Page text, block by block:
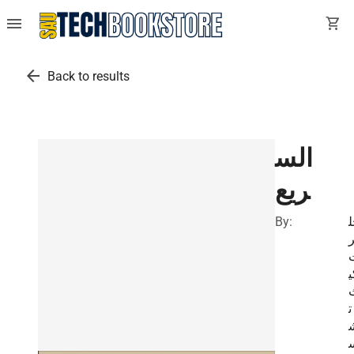
menu shopping_cart
arrow_back Back to results
الس
ريع
By:
ت